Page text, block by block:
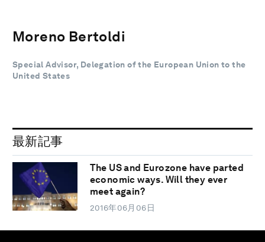
Moreno Bertoldi
Special Advisor, Delegation of the European Union to the
United States
最新記事
The US and Eurozone have parted
economic ways. Will they ever
meet again?
2016年06月06日